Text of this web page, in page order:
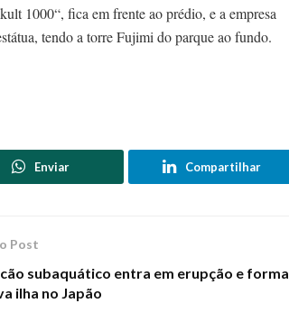
1000“, fica em frente ao prédio, e a empresa
tendo a torre Fujimi do parque ao fundo.
Enviar Compartilhar
Post
subaquático entra em erupção e forma
ilha no Japão